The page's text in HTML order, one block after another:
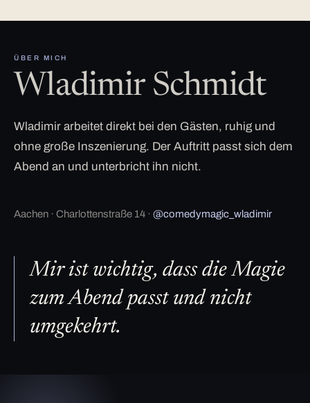
ÜBER MICH
Wladimir Schmidt
Wladimir arbeitet direkt bei den Gästen, ruhig und
ohne große Inszenierung. Der Auftritt passt sich dem
Abend an und unterbricht ihn nicht.
Aachen · Charlottenstraße 14 · @comedymagic_wladimir
Mir ist wichtig, dass die Magie
zum Abend passt und nicht
umgekehrt.